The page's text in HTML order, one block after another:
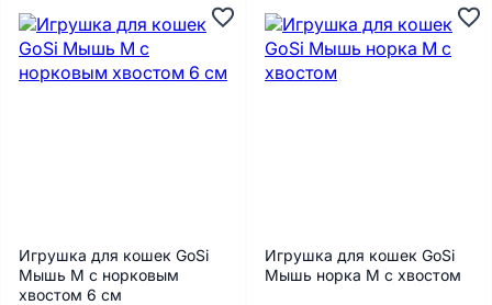
Игрушка для кошек GoSi
Мышь M с норковым
хвостом 6 см
Игрушка для кошек GoSi
Мышь норка М с хвостом